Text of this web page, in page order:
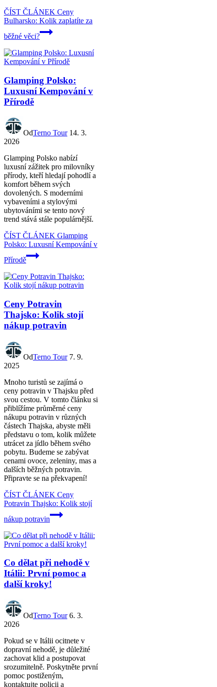
ČÍST ČLÁNEK Ceny
Bulharsko: Kolik zaplatíte za
běžné věci?
Glamping Polsko:
Luxusní Kempování v
Přírodě
OdTerno Tour 14. 3.
2026
Glamping Polsko nabízí
luxusní zážitek pro milovníky
přírody, kteří hledají pohodlí a
komfort během svých
dovolených. S moderními
vybaveními a stylovými
ubytováními se tento nový
trend stává stále populárnější.
ČÍST ČLÁNEK Glamping
Polsko: Luxusní Kempování v
Přírodě
Ceny Potravin
Thajsko: Kolik stojí
nákup potravin
OdTerno Tour 7. 9.
2025
Mnoho turistů se zajímá o
ceny potravin v Thajsku před
svou cestou. V tomto článku si
přiblížíme průměrné ceny
nákupu potravin v různých
částech Thajska, abyste měli
představu o tom, kolik můžete
utrácet za jídlo během svého
pobytu. Budeme se zabývat
cenami ovoce, zeleniny, mas a
dalších běžných potravin.
Připravte se na překvapení!
ČÍST ČLÁNEK Ceny
Potravin Thajsko: Kolik stojí
nákup potravin
Co dělat při nehodě v
Itálii: První pomoc a
další kroky!
OdTerno Tour 6. 3.
2026
Pokud se v Itálii ocitnete v
dopravní nehodě, je důležité
zachovat klid a postupovat
srozumitelně. Poskytněte první
pomoc postiženým,
kontaktujte policii a